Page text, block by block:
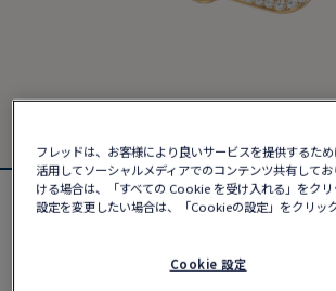
フォース10ブレスレット
フレッドは、お客様により良いサービスを提供するた
活用してソーシャルメディアでのコンテンツ共有して
ける場合は、「すべての Cookie を受け入れる」をクリ
設定を変更したい場合は、「Cookieの設定」をクリッ
Cookie 設定